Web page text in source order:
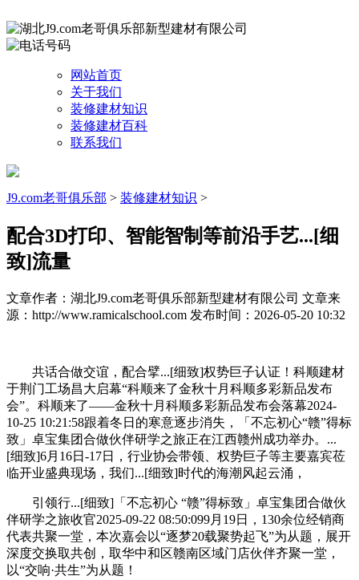
网站首页
关于我们
装修建材知识
装修建材百科
联系我们
J9.com老哥俱乐部 > 装修建材知识 >
配合3D打印、智能智制等前沿手艺...[细
致]流量
文章作者：湖北J9.com老哥俱乐部新型建材有限公司 文章来
源：http://www.ramicalschool.com 发布时间：2026-05-20 10:32
共话合做交谊，配合擘...[细致]权势巨子认证！科顺建材
于荆门工场昌大启幕“科顺来了金秋十月科顺多彩新品发布
会”。科顺来了——金秋十月科顺多彩新品发布会落幕2024-
10-25 10:21:58跟着冬日的寒意逐步消失，「不忘初心“赣”得标
致」卓宝集团合做伙伴研学之旅正在江西赣州成功举办。...
[细致]6月16日-17日，行业协会带领、权势巨子等主要嘉宾莅
临开业盛典现场，我们...[细致]时代的海潮风起云涌，
引领行...[细致]「不忘初心 “赣”得标致」卓宝集团合做伙
伴研学之旅收官2025-09-22 08:50:099月19日，130余位经销商
代表共聚一堂，本次嘉会以“逐梦20载聚势起飞”为从题，展开
深度交换取共创，取华中和区赣南区域门店伙伴齐聚一堂，
以“交响·共生”为从题！